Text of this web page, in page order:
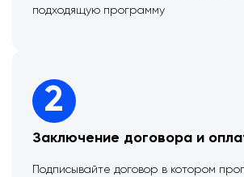
подходящую программу
2
Заключение договора и
Подписывайте договор в котором